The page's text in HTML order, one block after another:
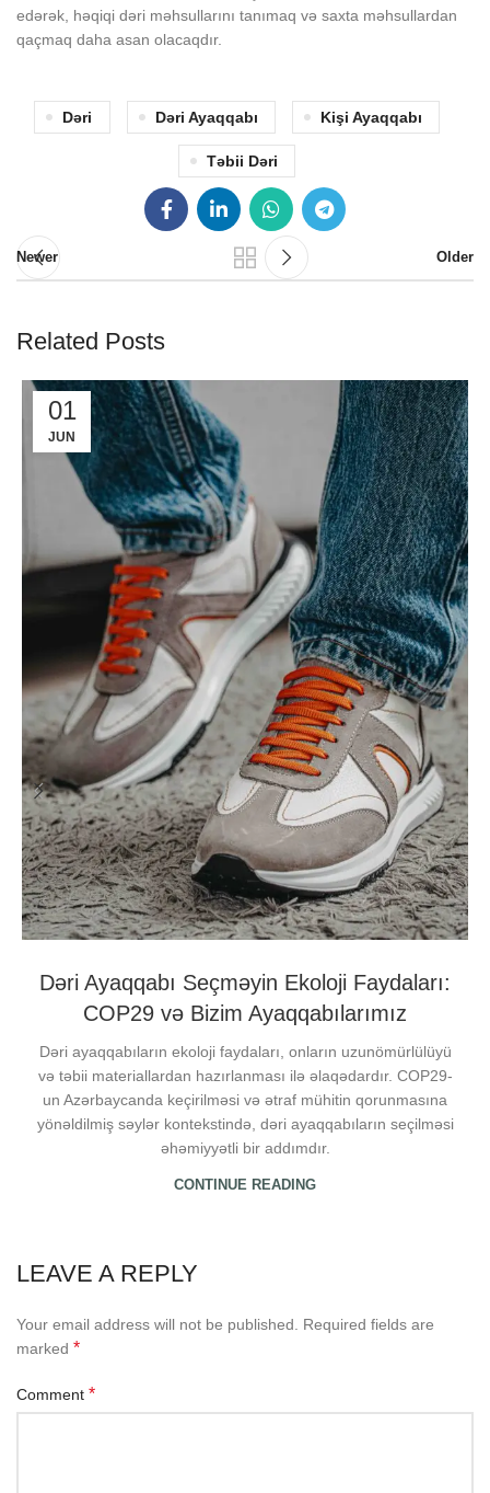
edərək, həqiqi dəri məhsullarını tanımaq və saxta məhsullardan
qaçmaq daha asan olacaqdır.
Dəri Dəri Ayaqqabı Kişi Ayaqqabı
Təbii Dəri
Newer Older
Related Posts
01
JUN
Dəri Ayaqqabı Seçməyin Ekoloji Faydaları:
COP29 və Bizim Ayaqqabılarımız
Dəri ayaqqabıların ekoloji faydaları, onların uzunömürlülüyü
və təbii materiallardan hazırlanması ilə əlaqədardır. COP29-
un Azərbaycanda keçirilməsi və ətraf mühitin qorunmasına
yönəldilmiş səylər kontekstində, dəri ayaqqabıların seçilməsi
əhəmiyyətli bir addımdır.
CONTINUE READING
LEAVE A REPLY
Your email address will not be published.
Required fields are
marked *
Comment *